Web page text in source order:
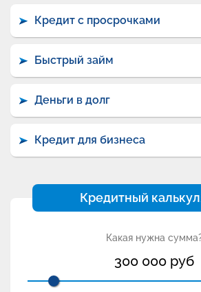
Кредит с просрочками
Быстрый займ
Деньги в долг
Кредит для бизнеса
Кредитный
Какая нужна
300 000 руб